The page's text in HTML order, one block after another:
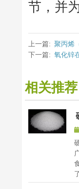
节，并
上一篇: 聚丙烯
下一篇: 氧化锌
相关推荐